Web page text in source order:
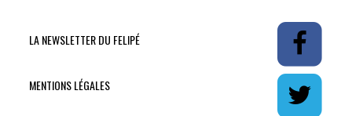
LA NEWSLETTER DU FELIPÉ
MENTIONS LÉGALES